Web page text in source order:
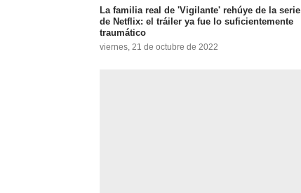
La familia real de 'Vigilante' rehúye de la serie
de Netflix: el tráiler ya fue lo suficientemente
traumático
viernes, 21 de octubre de 2022